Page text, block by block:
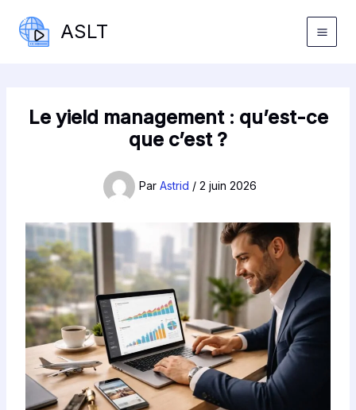
contenu
ASLT
Le yield management : qu’est-ce
que c’est ?
Par Astrid / 2 juin 2026